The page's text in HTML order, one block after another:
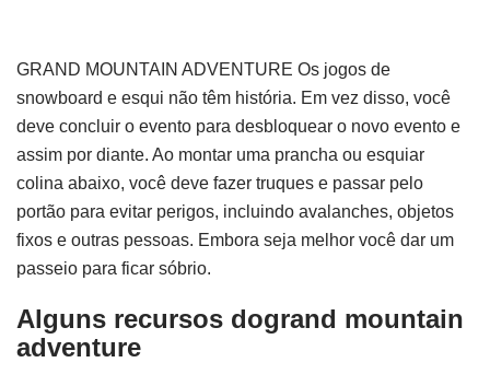
GRAND MOUNTAIN ADVENTURE Os jogos de
snowboard e esqui não têm história. Em vez disso, você
deve concluir o evento para desbloquear o novo evento e
assim por diante. Ao montar uma prancha ou esquiar
colina abaixo, você deve fazer truques e passar pelo
portão para evitar perigos, incluindo avalanches, objetos
fixos e outras pessoas. Embora seja melhor você dar um
passeio para ficar sóbrio.
Alguns recursos dogrand mountain
adventure